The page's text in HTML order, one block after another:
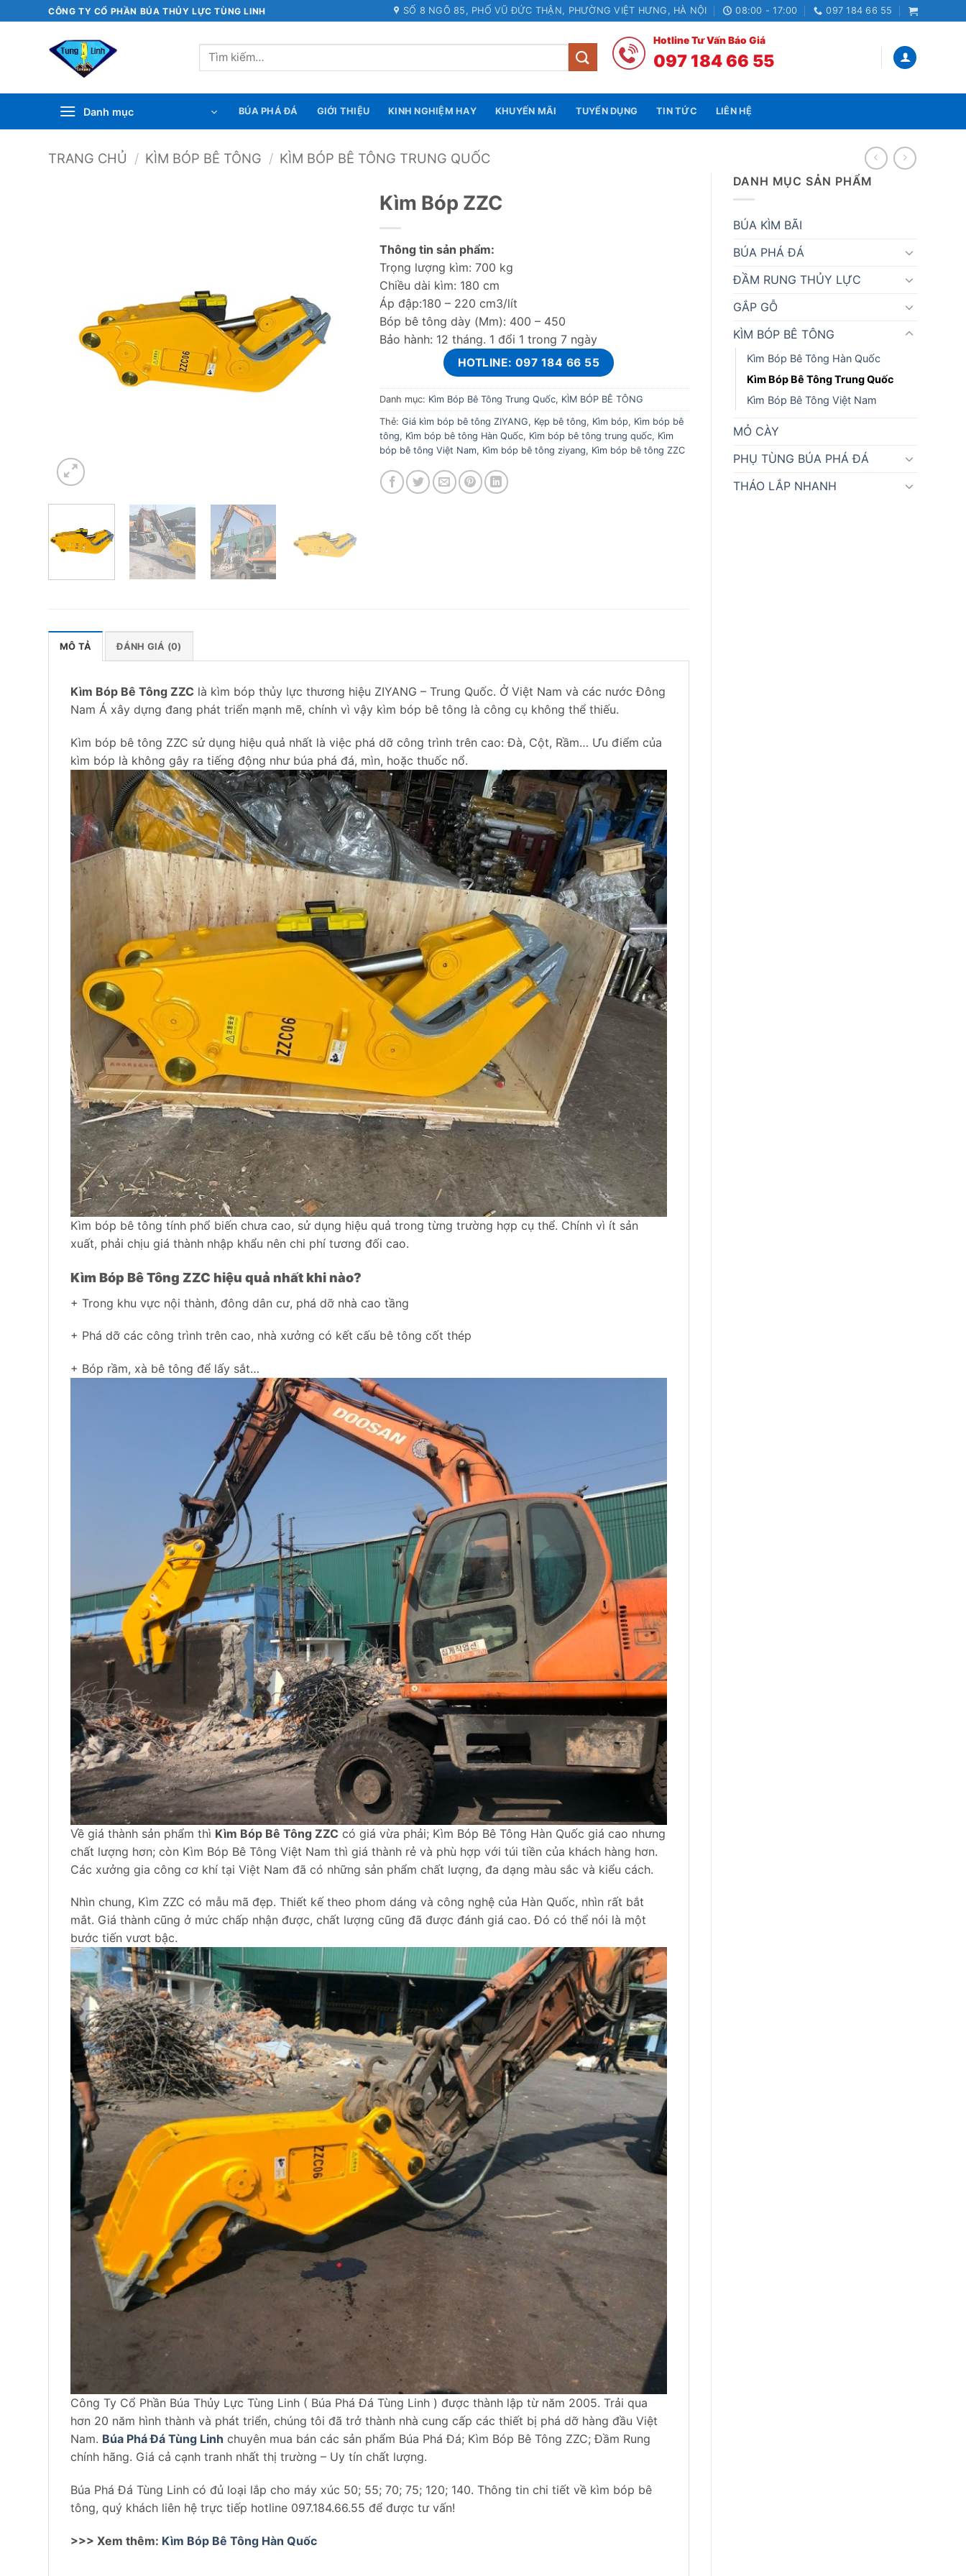
qua
CÔNG TY CỔ PHẦN BÚA THỦY LỰC TÙNG LINH SỐ 8 NGÕ 85, PHỐ VŨ ĐỨC THẬN, PHƯỜNG VIỆT HƯNG, HÀ NỘI 08:00 - 17:00 097 184 66 55
Tìm
kiếm:
Hotline Tư Vấn Báo Giá
097 184 66 55
Danh mục BÚA PHÁ ĐÁ GIỚI THIỆU KINH NGHIỆM HAY KHUYẾN MÃI TUYỂN DỤNG TIN TỨC LIÊN HỆ
TRANG CHỦ / KÌM BÓP BÊ TÔNG / KÌM BÓP BÊ TÔNG TRUNG QUỐC
DANH MỤC SẢN PHẨM
BÚA KÌM BÃI
BÚA PHÁ ĐÁ
ĐẦM RUNG THỦY LỰC
GẮP GỖ
KÌM BÓP BÊ TÔNG
Kìm Bóp Bê Tông Hàn Quốc
Kìm Bóp Bê Tông Trung Quốc
Kìm Bóp Bê Tông Việt Nam
MỎ CÀY
PHỤ TÙNG BÚA PHÁ ĐÁ
THÁO LẮP NHANH
Kìm Bóp ZZC
Thông tin sản phẩm:
Trọng lượng kìm: 700 kg
Chiều dài kìm: 180 cm
Áp đập:180 – 220 cm3/lít
Bóp bê tông dày (Mm): 400 – 450
Bảo hành: 12 tháng. 1 đổi 1 trong 7 ngày
HOTLINE: 097 184 66 55
Danh mục: Kìm Bóp Bê Tông Trung Quốc, KÌM BÓP BÊ TÔNG
Thẻ: Giá kìm bóp bê tông ZIYANG, Kẹp bê tông, Kìm bóp, Kìm bóp bê
tông, Kìm bóp bê tông Hàn Quốc, Kìm bóp bê tông trung quốc, Kìm
bóp bê tông Việt Nam, Kìm bóp bê tông ziyang, Kìm bóp bê tông ZZC
MÔ TẢ ĐÁNH GIÁ (0)
Kìm Bóp Bê Tông ZZC là kìm bóp thủy lực thương hiệu ZIYANG – Trung Quốc. Ở Việt Nam và các nước Đông
Nam Á xây dựng đang phát triển mạnh mẽ, chính vì vậy kìm bóp bê tông là công cụ không thể thiếu.
Kìm bóp bê tông ZZC sử dụng hiệu quả nhất là việc phá dỡ công trình trên cao: Đà, Cột, Rầm… Ưu điểm của
kìm bóp là không gây ra tiếng động như búa phá đá, mìn, hoặc thuốc nổ.
Kìm bóp bê tông tính phổ biến chưa cao, sử dụng hiệu quả trong từng trường hợp cụ thể. Chính vì ít sản
xuất, phải chịu giá thành nhập khẩu nên chi phí tương đối cao.
Kìm Bóp Bê Tông ZZC hiệu quả nhất khi nào?
+ Trong khu vực nội thành, đông dân cư, phá dỡ nhà cao tầng
+ Phá dỡ các công trình trên cao, nhà xưởng có kết cấu bê tông cốt thép
+ Bóp rầm, xà bê tông để lấy sắt…
Về giá thành sản phẩm thì Kìm Bóp Bê Tông ZZC có giá vừa phải; Kìm Bóp Bê Tông Hàn Quốc giá cao nhưng
chất lượng hơn; còn Kìm Bóp Bê Tông Việt Nam thì giá thành rẻ và phù hợp với túi tiền của khách hàng hơn.
Các xưởng gia công cơ khí tại Việt Nam đã có những sản phẩm chất lượng, đa dạng màu sắc và kiểu cách.
Nhìn chung, Kìm ZZC có mẫu mã đẹp. Thiết kế theo phom dáng và công nghệ của Hàn Quốc, nhìn rất bắt
mắt. Giá thành cũng ở mức chấp nhận được, chất lượng cũng đã được đánh giá cao. Đó có thể nói là một
bước tiến vươt bậc.
Công Ty Cổ Phần Búa Thủy Lực Tùng Linh ( Búa Phá Đá Tùng Linh ) được thành lập từ năm 2005. Trải qua
hơn 20 năm hình thành và phát triển, chúng tôi đã trở thành nhà cung cấp các thiết bị phá dỡ hàng đầu Việt
Nam. Búa Phá Đá Tùng Linh chuyên mua bán các sản phẩm Búa Phá Đá; Kìm Bóp Bê Tông ZZC; Đầm Rung
chính hãng. Giá cả cạnh tranh nhất thị trường – Uy tín chất lượng.
Búa Phá Đá Tùng Linh có đủ loại lắp cho máy xúc 50; 55; 70; 75; 120; 140. Thông tin chi tiết về kìm bóp bê
tông, quý khách liên hệ trực tiếp hotline 097.184.66.55 để được tư vấn!
>>> Xem thêm: Kìm Bóp Bê Tông Hàn Quốc